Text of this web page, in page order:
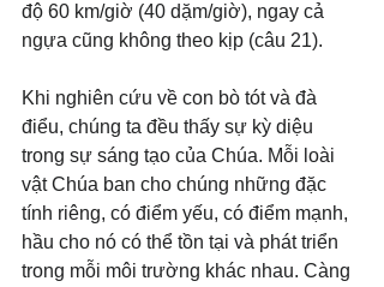
độ 60 km/giờ (40 dặm/giờ), ngay cả
ngựa cũng không theo kịp (câu 21).
Khi nghiên cứu về con bò tót và đà
điểu, chúng ta đều thấy sự kỳ diệu
trong sự sáng tạo của Chúa. Mỗi loài
vật Chúa ban cho chúng những đặc
tính riêng, có điểm yếu, có điểm mạnh,
hầu cho nó có thể tồn tại và phát triển
trong mỗi môi trường khác nhau. Càng